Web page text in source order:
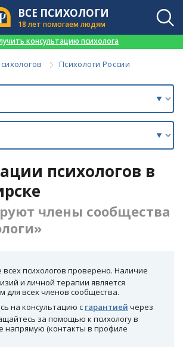
ВСЕ ПСИХОЛОГИ
18 лет помогаем людям
консультацию психолога
Психологи России
психологов в
члены сообщества
психологов проверено. Наличие
и личной терапии является
для всех членов сообщества.
на консультацию с гарантией через
за помощью к психологу в
напрямую (контакты в профиле